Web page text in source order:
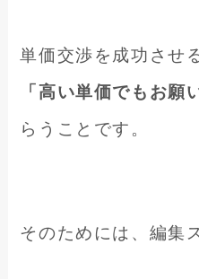
単価交渉を成功させ
「高い単価でもお願
らうことです。
そのためには、編集